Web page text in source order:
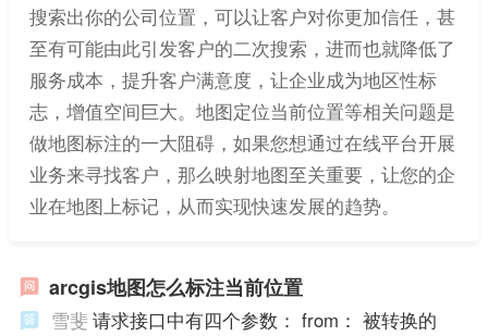
搜索出你的公司位置，可以让客户对你更加信任，甚
至有可能由此引发客户的二次搜索，进而也就降低了
服务成本，提升客户满意度，让企业成为地区性标
志，增值空间巨大。地图定位当前位置等相关问题是
做地图标注的一大阻碍，如果您想通过在线平台开展
业务来寻找客户，那么映射地图至关重要，让您的企
业在地图上标记，从而实现快速发展的趋势。
arcgis地图怎么标注当前位置
雪斐 请求接口中有四个参数： from： 被转换的